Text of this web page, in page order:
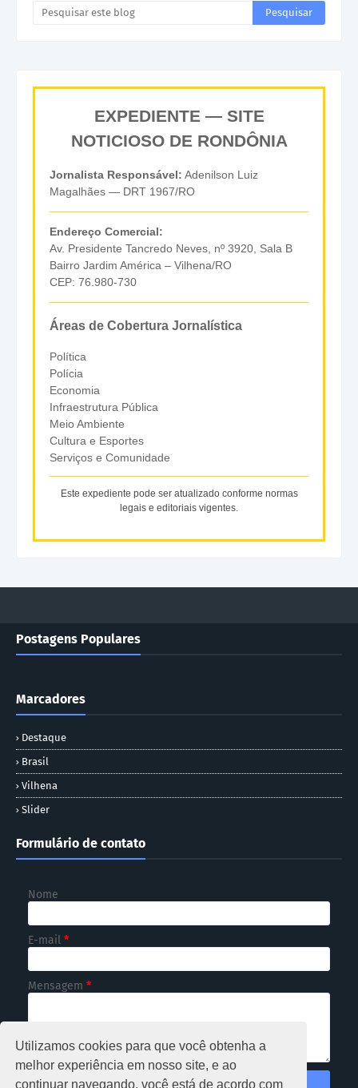
Utilizamos cookies para que você obtenha a
melhor experiência em nosso site, e ao
continuar navegando, você está de acordo com
EXPEDIENTE — SITE
NOTICIOSO DE RONDÔNIA
Jornalista Responsável: Adenilson Luiz
Magalhães — DRT 1967/RO
Endereço Comercial:
Av. Presidente Tancredo Neves, nº 3920, Sala B
Bairro Jardim América – Vilhena/RO
CEP: 76.980-730
Áreas de Cobertura Jornalística
Política
Polícia
Economia
Infraestrutura Pública
Meio Ambiente
Cultura e Esportes
Serviços e Comunidade
Este expediente pode ser atualizado conforme normas
legais e editoriais vigentes.
Postagens Populares
Marcadores
Destaque
Brasil
Vilhena
Slider
Formulário de contato
Nome
E-mail *
Mensagem *